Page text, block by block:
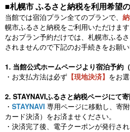
■札幌市 ふるさと納税を利用希望
当館では宿泊プラン全てのプランで、
幌市ふるさと納税をご利用いただけます
なおプラン予約だけでは、札幌市ふる
されませんので下記のお手続きをお願い
1. 当館公式ホームページより宿泊予約
・お支払方法は必ず 【現地決済】 をお
2. STAYNAVIふるさと納税ページにて
・ STAYNAVI 専用ページに移動し、寄
カード決済）をお済ませください。
・決済完了後、電子クーポンが発行され